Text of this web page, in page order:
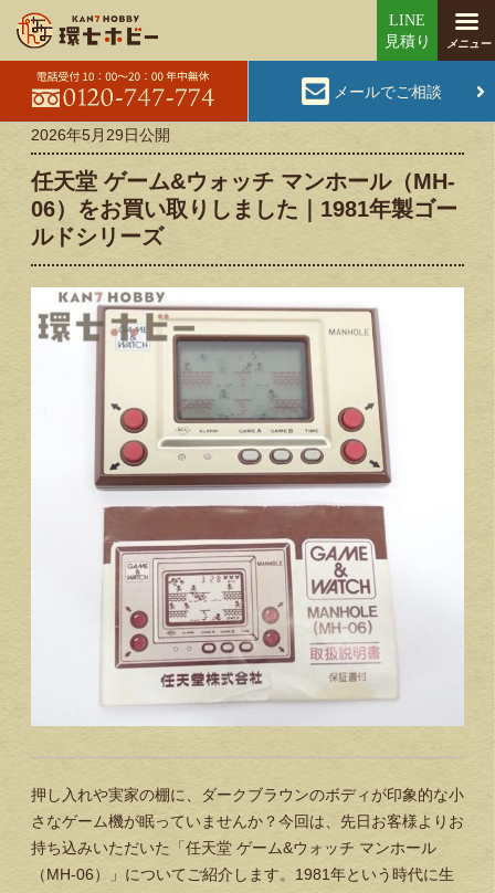
メールでご相談
2026年5月29日公開
任天堂 ゲーム&ウォッチ マンホール（MH-
06）をお買い取りしました｜1981年製ゴー
ルドシリーズ
押し入れや実家の棚に、ダークブラウンのボディが印象的な小
さなゲーム機が眠っていませんか？今回は、先日お客様よりお
持ち込みいただいた「任天堂 ゲーム&ウォッチ マンホール
（MH-06）」についてご紹介します。1981年という時代に生